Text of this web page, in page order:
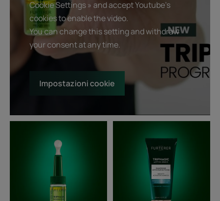
Cookie Settings » and accept Youtube's
cookies to enable the video.
You can change this setting and withdraw
your consent at any time.
Impostazioni cookie
Progressive
Trattamento
Anticaduta
Longevità
&
Densità
Grow
-
Shampoo
attivatore
di
crescita